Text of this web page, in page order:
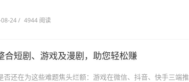
24 / 4944 阅读
合短剧、游戏及漫剧，助您轻松赚
否还在为这些难题焦头烂额：游戏在微信、抖音、快手三端推